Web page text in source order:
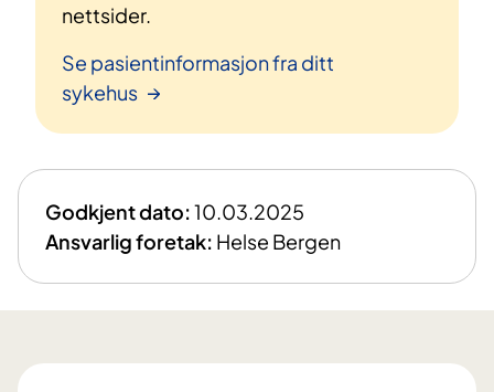
nettsider.
Se pasientinformasjon fra ditt
sykehus
Godkjent dato:10.03.2025
Ansvarlig foretak: Helse Bergen